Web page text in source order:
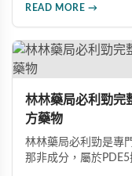
READ MORE →
林林藥局必利勁完
方藥物
林林藥局必利勁是專
那非成分，屬於